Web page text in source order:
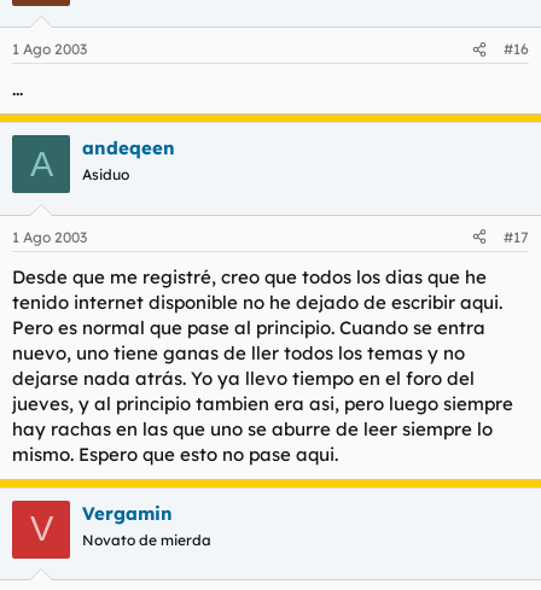
1 Ago 2003 #16
...
A andeqeen
Asiduo
1 Ago 2003 #17
Desde que me registré, creo que todos los dias que he
tenido internet disponible no he dejado de escribir aqui.
Pero es normal que pase al principio. Cuando se entra
nuevo, uno tiene ganas de ller todos los temas y no
dejarse nada atrás. Yo ya llevo tiempo en el foro del
jueves, y al principio tambien era asi, pero luego siempre
hay rachas en las que uno se aburre de leer siempre lo
mismo. Espero que esto no pase aqui.
V Vergamin
Novato de mierda